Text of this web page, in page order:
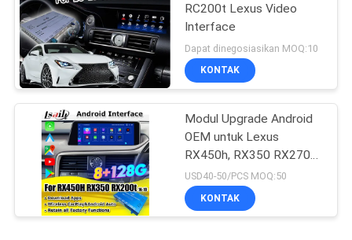
RC200t Lexus Video
Interface
Dapat dinegosiasikan MOQ:10
KONTAK
Modul Upgrade Android
OEM untuk Lexus
RX450h, RX350 RX270
2016-2021 Integrasi
Wireless CarPlay, Android
Auto, YouTube, NetFlix
USD40-50/PCS MOQ:50
KONTAK